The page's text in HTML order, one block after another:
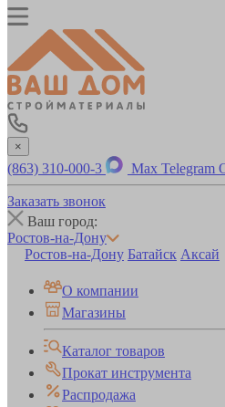
×
(863) 310-000-3 Max Telegram
Заказать звонок
Ваш город:
Ростов-на-Дону
Ростов-на-Дону Батайск Аксай
О компании
Магазины
Каталог товаров
Прокат инструмента
Распродажа